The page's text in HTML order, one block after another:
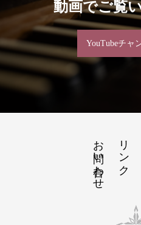
動画でご覧
YouTubeチャ
リンク
お問い合わせ